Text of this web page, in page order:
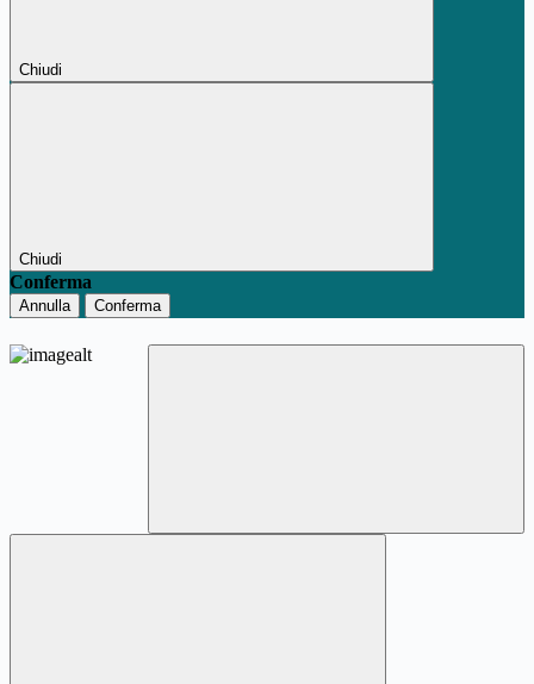
Chiudi
Chiudi
Conferma
Annulla Conferma